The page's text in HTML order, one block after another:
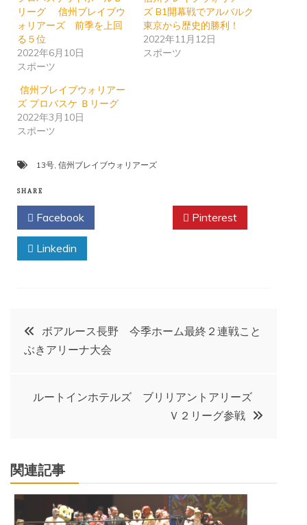
リーグ 信州ブレイブウ
ォリアーズ 前季を上回
る５位
2022年6月10日
スポーツ
ズ B1開幕戦でアルバルク
東京から歴史的勝利！
2022年11月12日
スポーツ
信州ブレイブウォリアー
ズ プロバスケ Ｂリーグ
2022年3月10日
スポーツ
13号 信州ブレイブウォリアーズ
SHARE
Facebook Pinterest
Linkedin
投
稿
ゲ
ー
ボアルース長野 今季ホーム最終２連戦こと
ぶきアリーナ大会
ルートインホテルズ ブリリアントアリーズ
Ｖ２リーグ参戦
関連記事